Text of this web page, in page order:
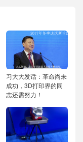
习大大发话：革命尚未
成功，3D打印界的同
志还需努力！